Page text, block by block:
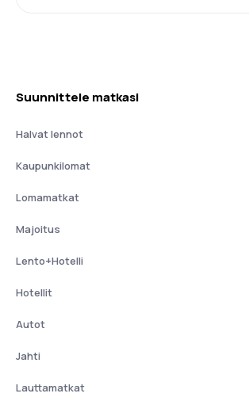
Suunnittele matkasi
Halvat lennot
Kaupunkilomat
Lomamatkat
Majoitus
Lento+Hotelli
Hotellit
Autot
Jahti
Lauttamatkat